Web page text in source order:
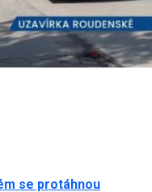
se protáhnou